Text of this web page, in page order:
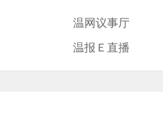
温网议事厅
温报Ｅ直播